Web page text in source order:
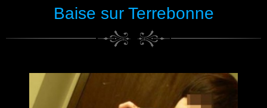
Baise sur Terrebonne